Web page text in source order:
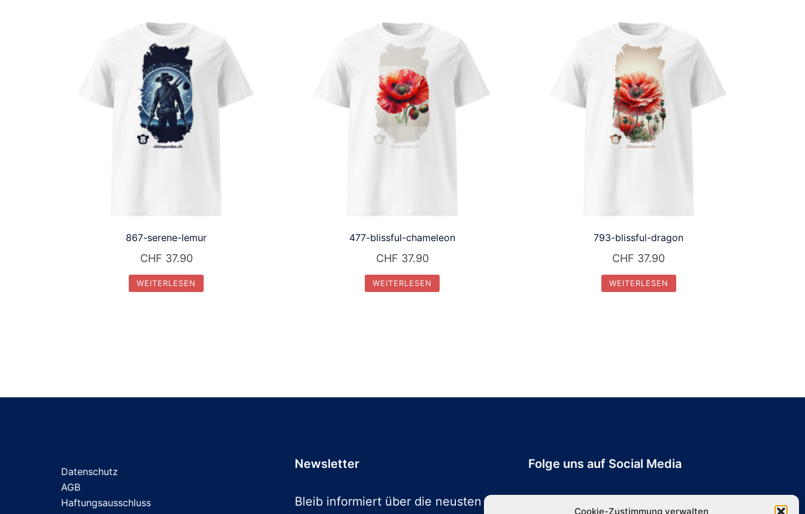
Cookie-Zustimmung verwalten
867-serene-lemur
CHF 37.90
WEITERLESEN
477-blissful-chameleon
CHF 37.90
WEITERLESEN
793-blissful-dragon
CHF 37.90
WEITERLESEN
Datenschutz
AGB
Haftungsausschluss
Newsletter
Bleib informiert über die neusten
Folge uns auf Social Media